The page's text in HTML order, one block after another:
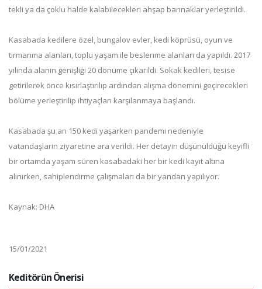
tekli ya da çoklu halde kalabilecekleri ahşap barınaklar yerleştirildi.
Kasabada kedilere özel, bungalov evler, kedi köprüsü, oyun ve
tırmanma alanları, toplu yaşam ile beslenme alanları da yapıldı. 2017
yılında alanın genişliği 20 dönüme çıkarıldı. Sokak kedileri, tesise
getirilerek önce kısırlaştırılıp ardından alışma dönemini geçirecekleri
bölüme yerleştirilip ihtiyaçları karşılanmaya başlandı.
Kasabada şu an 150 kedi yaşarken pandemi nedeniyle
vatandaşların ziyaretine ara verildi. Her detayın düşünüldüğü keyifli
bir ortamda yaşam süren kasabadaki her bir kedi kayıt altına
alınırken, sahiplendirme çalışmaları da bir yandan yapılıyor.
Kaynak: DHA
15/01/2021
Keditörün Önerisi